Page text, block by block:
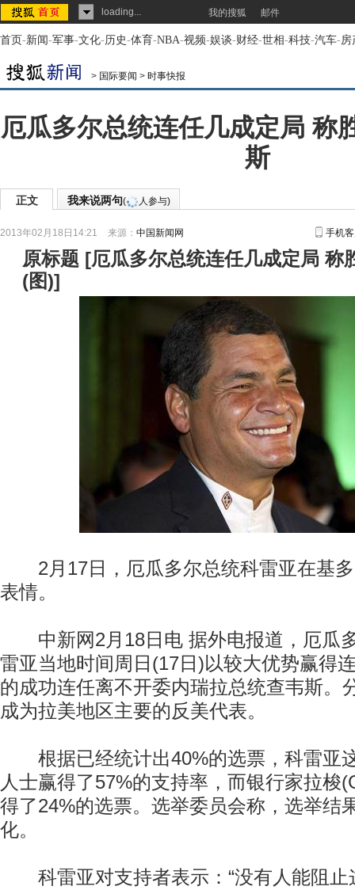
loading... 我的搜狐 邮件
首页-新闻-军事-文化-历史-体育-NBA-视频-娱谈-财经-世相-科技-汽车-房
> 国际要闻 > 时事快报
厄瓜多尔总统连任几成定局 称
斯
正文 我来说两句( 人参与)
2013年02月18日14:21 来源： 中国新闻网 手机
原标题 [厄瓜多尔总统连任几成定局 称
(图)]
2月17日，厄瓜多尔总统科雷亚在基多
表情。
中新网2月18日电 据外电报道，厄瓜
雷亚当地时间周日(17日)以较大优势赢得
的成功连任离不开委内瑞拉总统查韦斯。
成为拉美地区主要的反美代表。
根据已经统计出40%的选票，科雷亚
人士赢得了57%的支持率，而银行家拉梭
得了24%的选票。选举委员会称，选举结
化。
科雷亚对支持者表示：“没有人能阻止